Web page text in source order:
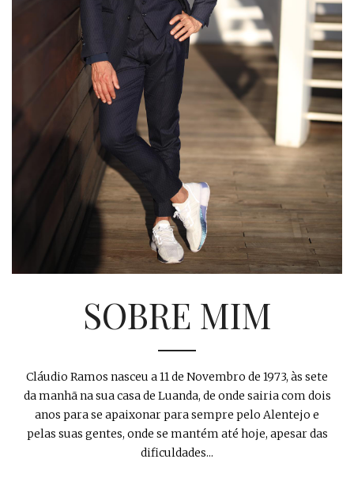
SOBRE MIM
Cláudio Ramos nasceu a 11 de Novembro de 1973, às sete
da manhã na sua casa de Luanda, de onde sairia com dois
anos para se apaixonar para sempre pelo Alentejo e
pelas suas gentes, onde se mantém até hoje, apesar das
dificuldades...